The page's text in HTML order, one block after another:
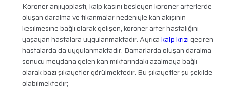
Koroner anjiyoplasti, kalp kasını besleyen koroner arterlerde
oluşan daralma ve tıkanmalar nedeniyle kan akışının
kesilmesine bağlı olarak gelişen, koroner arter hastalığını
yaşayan hastalara uygulanmaktadır. Ayrıcakalp krizigeçiren
hastalarda da uygulanmaktadır. Damarlarda oluşan daralma
sonucu meydana gelen kan miktarındaki azalmaya bağlı
olarak bazı şikayetler görülmektedir. Bu şikayetler şu şekilde
olabilmektedir;